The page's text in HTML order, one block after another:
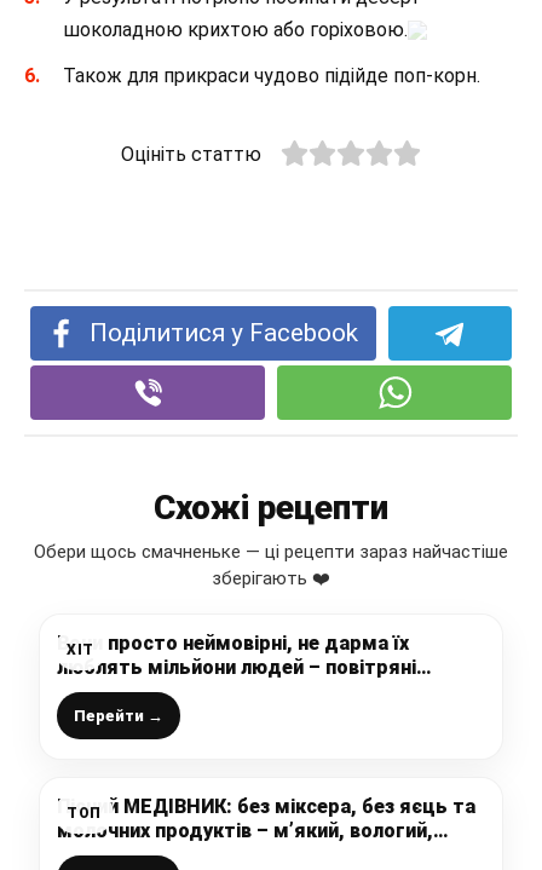
шоколадною крихтою або горіховою.
Також для прикраси чудово підійде поп-корн.
Оцініть статтю
Поділитися у Facebook
Схожі рецепти
Обери щось смачненьке — ці рецепти зараз найчастіше
зберігають ❤️
ХІТ
Вони просто неймовірні, не дарма їх
люблять мільйони людей – повітряні
пончики “Берлінери” з начинкою
Перейти →
ТОП
Пісний МЕДІВНИК: без міксера, без яєць та
молочних продуктів – м’який, вологий,
ароматний і неймовірно смачний, ідеально